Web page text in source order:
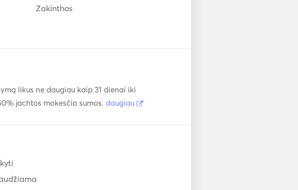
Zakinthos
likus ne daugiau kaip 31 dienai iki
jachtos mokesčio sumos. daugiau